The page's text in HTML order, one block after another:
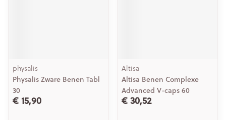
physalis
Physalis Zware Benen Tabl
30
€ 15,90
Altisa
Altisa Benen Complexe
Advanced V-caps 60
€ 30,52